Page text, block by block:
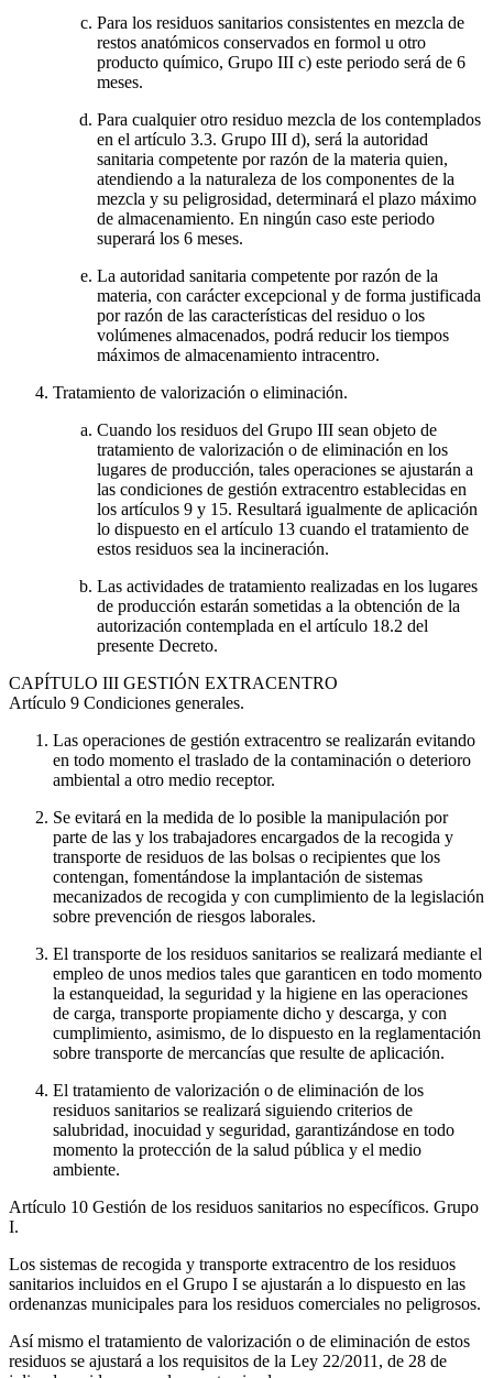
Para los residuos sanitarios consistentes en mezcla de
restos anatómicos conservados en formol u otro
producto químico, Grupo III c) este periodo será de 6
meses.
Para cualquier otro residuo mezcla de los contemplados
en el artículo 3.3. Grupo III d), será la autoridad
sanitaria competente por razón de la materia quien,
atendiendo a la naturaleza de los componentes de la
mezcla y su peligrosidad, determinará el plazo máximo
de almacenamiento. En ningún caso este periodo
superará los 6 meses.
La autoridad sanitaria competente por razón de la
materia, con carácter excepcional y de forma justificada
por razón de las características del residuo o los
volúmenes almacenados, podrá reducir los tiempos
máximos de almacenamiento intracentro.
Tratamiento de valorización o eliminación.
Cuando los residuos del Grupo III sean objeto de
tratamiento de valorización o de eliminación en los
lugares de producción, tales operaciones se ajustarán a
las condiciones de gestión extracentro establecidas en
los artículos 9 y 15. Resultará igualmente de aplicación
lo dispuesto en el artículo 13 cuando el tratamiento de
estos residuos sea la incineración.
Las actividades de tratamiento realizadas en los lugares
de producción estarán sometidas a la obtención de la
autorización contemplada en el artículo 18.2 del
presente Decreto.
CAPÍTULO III GESTIÓN EXTRACENTRO
Artículo 9 Condiciones generales.
Las operaciones de gestión extracentro se realizarán evitando
en todo momento el traslado de la contaminación o deterioro
ambiental a otro medio receptor.
Se evitará en la medida de lo posible la manipulación por
parte de las y los trabajadores encargados de la recogida y
transporte de residuos de las bolsas o recipientes que los
contengan, fomentándose la implantación de sistemas
mecanizados de recogida y con cumplimiento de la legislación
sobre prevención de riesgos laborales.
El transporte de los residuos sanitarios se realizará mediante el
empleo de unos medios tales que garanticen en todo momento
la estanqueidad, la seguridad y la higiene en las operaciones
de carga, transporte propiamente dicho y descarga, y con
cumplimiento, asimismo, de lo dispuesto en la reglamentación
sobre transporte de mercancías que resulte de aplicación.
El tratamiento de valorización o de eliminación de los
residuos sanitarios se realizará siguiendo criterios de
salubridad, inocuidad y seguridad, garantizándose en todo
momento la protección de la salud pública y el medio
ambiente.
Artículo 10 Gestión de los residuos sanitarios no específicos. Grupo
I.
Los sistemas de recogida y transporte extracentro de los residuos
sanitarios incluidos en el Grupo I se ajustarán a lo dispuesto en las
ordenanzas municipales para los residuos comerciales no peligrosos.
Así mismo el tratamiento de valorización o de eliminación de estos
residuos se ajustará a los requisitos de la Ley 22/2011, de 28 de